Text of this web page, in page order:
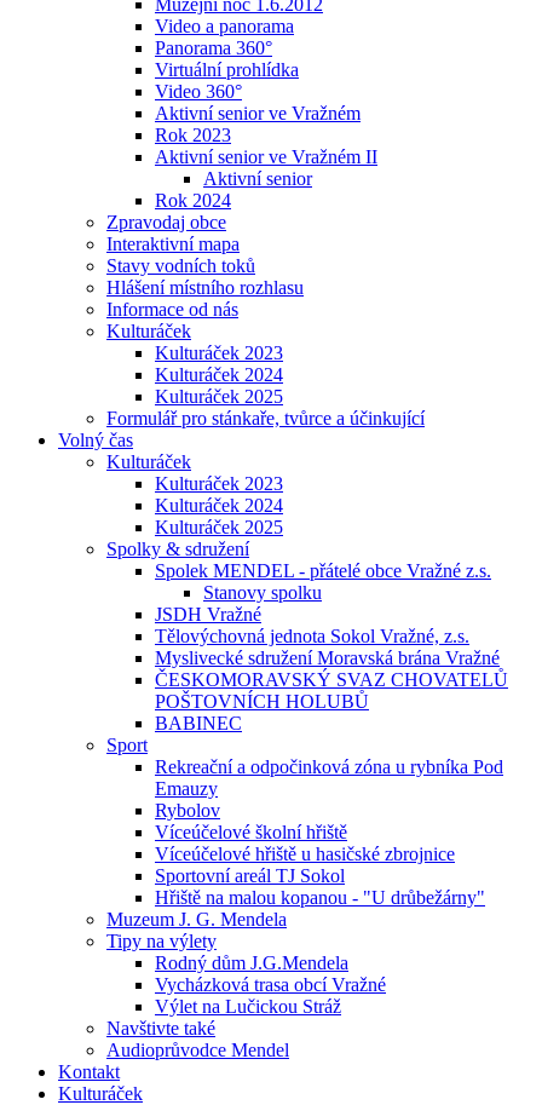
Muzejní noc 1.6.2012
Video a panorama
Panorama 360°
Virtuální prohlídka
Video 360°
Aktivní senior ve Vražném
Rok 2023
Aktivní senior ve Vražném II
Aktivní senior
Rok 2024
Zpravodaj obce
Interaktivní mapa
Stavy vodních toků
Hlášení místního rozhlasu
Informace od nás
Kulturáček
Kulturáček 2023
Kulturáček 2024
Kulturáček 2025
Formulář pro stánkaře, tvůrce a účinkující
Volný čas
Kulturáček
Kulturáček 2023
Kulturáček 2024
Kulturáček 2025
Spolky & sdružení
Spolek MENDEL - přátelé obce Vražné z.s.
Stanovy spolku
JSDH Vražné
Tělovýchovná jednota Sokol Vražné, z.s.
Myslivecké sdružení Moravská brána Vražné
ČESKOMORAVSKÝ SVAZ CHOVATELŮ
POŠTOVNÍCH HOLUBŮ
BABINEC
Sport
Rekreační a odpočinková zóna u rybníka Pod
Emauzy
Rybolov
Víceúčelové školní hřiště
Víceúčelové hřiště u hasičské zbrojnice
Sportovní areál TJ Sokol
Hřiště na malou kopanou - "U drůbežárny"
Muzeum J. G. Mendela
Tipy na výlety
Rodný dům J.G.Mendela
Vycházková trasa obcí Vražné
Výlet na Lučickou Stráž
Navštivte také
Audioprůvodce Mendel
Kontakt
Kulturáček